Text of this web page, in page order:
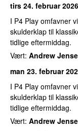
tirs 24. februar 2026
I P4 Play omfavner
skulderklap til
tidlige eftermiddag.
Vært: Andrew
man 23. februar
I P4 Play omfavner
skulderklap til
tidlige eftermiddag.
Vært: Andrew